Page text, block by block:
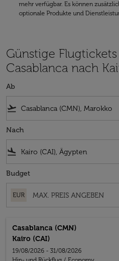
mehr verfügbar. Es können
optionale Produkte und
Günstige
Casablanca nach
Ab
flight_takeoff
Nach
flight_land
Budget
EUR
Casablanca (CMN)
Kairo (CAI)
19/08/2026 - 31/08/2026